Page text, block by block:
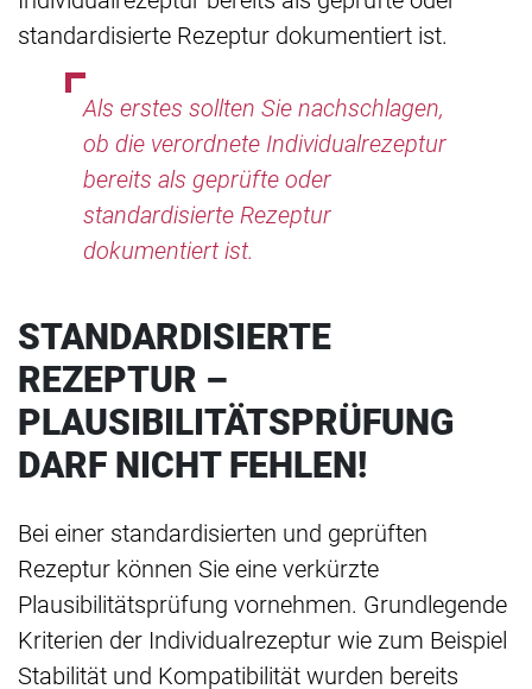
standardisierte Rezeptur dokumentiert ist.
Als erstes sollten Sie nachschlagen,
ob die verordnete Individualrezeptur
bereits als geprüfte oder
standardisierte Rezeptur
dokumentiert ist.
STANDARDISIERTE
REZEPTUR –
PLAUSIBILITÄTSPRÜFUNG
DARF NICHT FEHLEN!
Bei einer standardisierten und geprüften
Rezeptur können Sie eine verkürzte
Plausibilitätsprüfung vornehmen. Grundlegende
Kriterien der Individualrezeptur wie zum Beispiel
Stabilität und Kompatibilität wurden bereits